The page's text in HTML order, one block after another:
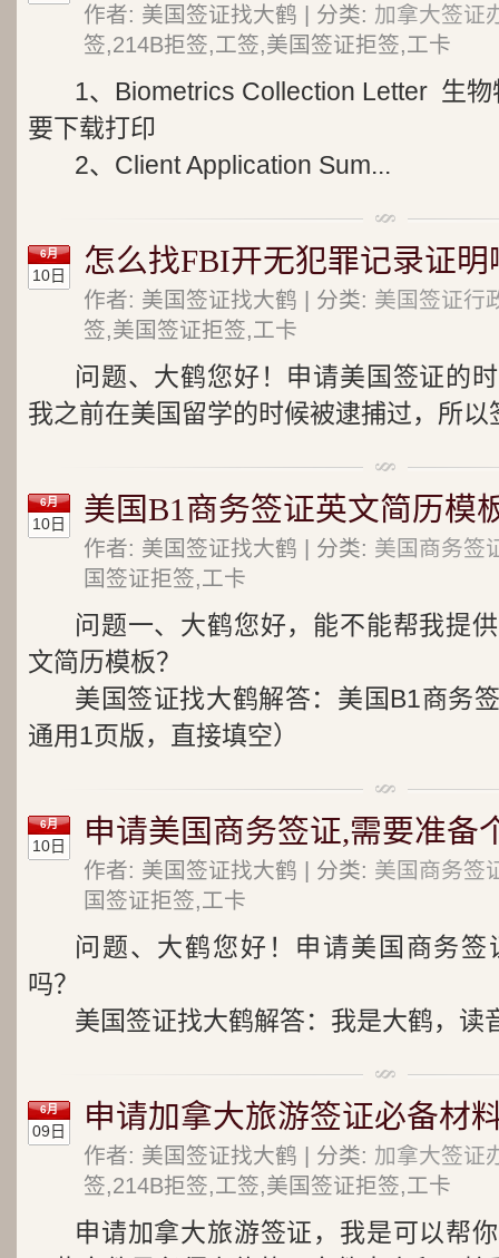
作者: 美国签证找大鹤 | 分类: 加拿大签证
签,214B拒签,工签,美国签证拒签,工卡
1、Biometrics Collection Letter 生
要下载打印
2、Client Application Sum...
6月
10日 怎么找FBI开无犯罪记录证明
作者: 美国签证找大鹤 | 分类: 美国签证行
签,美国签证拒签,工卡
问题、大鹤您好！申请美国签证的
我之前在美国留学的时候被逮捕过，所
6月
10日 美国B1商务签证英文简历模
作者: 美国签证找大鹤 | 分类: 美国商务签
国签证拒签,工卡
问题一、大鹤您好，能不能帮我提
文简历模板？
美国签证找大鹤解答：美国B1商务
通用1页版，直接填空）
6月
10日 申请美国商务签证,需要准备
作者: 美国签证找大鹤 | 分类: 美国商务签
国签证拒签,工卡
问题、大鹤您好！申请美国商务
吗？
美国签证找大鹤解答：我是大鹤，读
6月
09日 申请加拿大旅游签证必备材
作者: 美国签证找大鹤 | 分类: 加拿大签证
签,214B拒签,工签,美国签证拒签,工卡
申请加拿大旅游签证，我是可以帮